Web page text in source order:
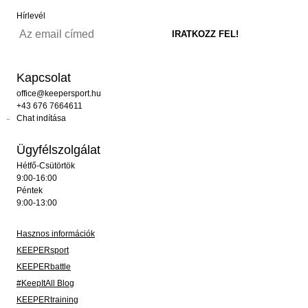
Hírlevél
Kapcsolat
office@keepersport.hu
+43 676 7664611
Chat indítása
Ügyfélszolgálat
Hétfő-Csütörtök
9:00-16:00
Péntek
9:00-13:00
Hasznos információk
KEEPERsport
KEEPERbattle
#KeepItAll Blog
KEEPERtraining